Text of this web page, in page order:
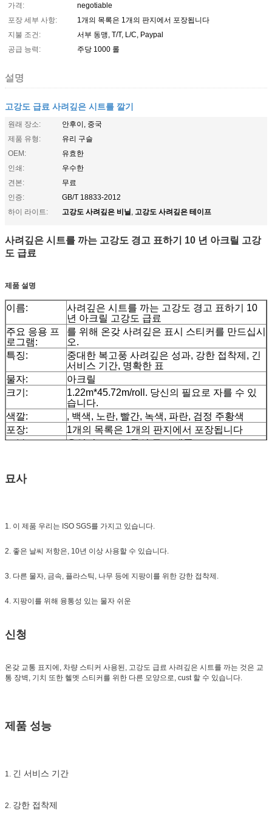
가격:
negotiable
포장 세부 사항:
1개의 목록은 1개의 판지에서 포장됩니다
지불 조건:
서부 동맹, T/T, L/C, Paypal
공급 능력:
주당 1000 롤
설명
고강도 급료 사려깊은 시트를 깔기
원래 장소:
안후이, 중국
제품 유형:
유리 구슬
OEM:
유효한
인쇄:
우수한
견본:
무료
인증:
GB/T 18833-2012
하이 라이트:
고강도 사려깊은 비닐, 고강도 사려깊은 테이프
사려깊은 시트를 까는 고강도 경고 표하기 10 년 아크릴 고강
도 급료
제품 설명
이름:
사려깊은 시트를 까는 고강도 경고 표하기 10
년 아크릴 고강도 급료
주요 응용 프
로그램:
를 위해 온갖 사려깊은 표시 스티커를 만드십시
오.
특징:
중대한 복고풍 사려깊은 성과, 강한 접착제, 긴
서비스 기간, 명확한 표
물자:
아크릴
크기:
1.22m*45.72m/roll. 당신의 필요로 자를 수 있
습니다.
색깔:
, 백색, 노란, 빨간, 녹색, 파란, 검정 주황색
포장:
1개의 목록은 1개의 판지에서 포장됩니다
표본:
운임이 모으는 동안 무료 샘플
묘사
1. 이 제품 우리는 ISO SGS를 가지고 있습니다.
2. 좋은 날씨 저항은, 10년 이상 사용할 수 있습니다.
3. 다른 물자, 금속, 플라스틱, 나무 등에 지팡이를 위한 강한 접착제.
4. 지팡이를 위해 융통성 있는 물자 쉬운
신청
온갖 교통 표지에, 차량 스티커 사용된, 고강도 급료 사려깊은 시트를 까는 것은 교
통 장벽, 기치 또한 헬멧 스티커를 위한 다른 모양으로, cust 할 수 있습니다.
제품 성능
1. 긴 서비스 기간
2. 강한 접착제